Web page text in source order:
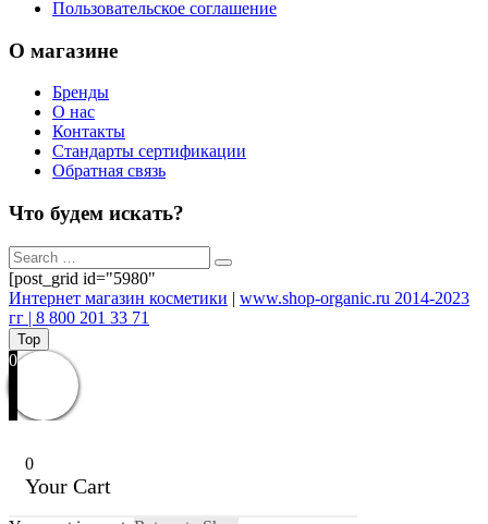
Пользовательское соглашение
О магазине
Бренды
О нас
Контакты
Стандарты сертификации
Обратная связь
Что будем искать?
[post_grid id="5980"
Интернет магазин косметики | www.shop-organic.ru 2014-2023
гг | 8 800 201 33 71
Top
0
0
Your Cart